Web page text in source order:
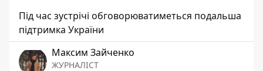
Під час зустрічі обговорюватиметься подальша
підтримка України
Максим Зайченко
ЖУРНАЛІСТ